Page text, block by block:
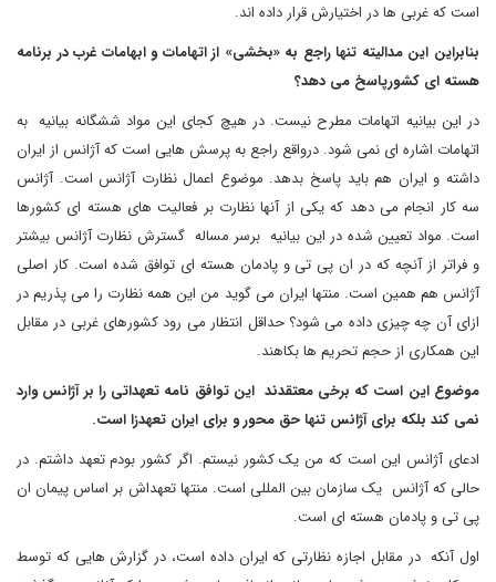
است که غربی ها در اختیارش قرار داده اند.
بنابراین این مدالیته تنها راجع به «بخشی» از اتهامات و ابهامات غرب در برنامه
هسته ای کشورپاسخ می دهد؟
در این بیانیه اتهامات مطرح نیست. در هیچ کجای این مواد ششگانه بیانیه به
اتهامات اشاره ای نمی شود. درواقع راجع به پرسش هایی است که آژانس از ایران
داشته و ایران هم باید پاسخ بدهد. موضوع اعمال نظارت آژانس است. آژانس
سه کار انجام می دهد که یکی از آنها نظارت بر فعالیت های هسته ای کشورها
است. مواد تعیین شده در این بیانیه برسر مساله گسترش نظارت آژانس بیشتر
و فراتر از آنچه که در ان پی تی و پادمان هسته ای توافق شده است. کار اصلی
آژانس هم همین است. منتها ایران می گوید من این همه نظارت را می پذریم در
ازای آن چه چیزی داده می شود؟ حداقل انتظار می رود کشورهای غربی در مقابل
این همکاری از حجم تحریم ها بکاهند.
موضوع این است که برخی معتقدند این توافق نامه تعهداتی را بر آژانس وارد
نمی کند بلکه برای آژانس تنها حق محور و برای ایران تعهدزا است.
ادعای آژانس این است که من یک کشور نیستم. اگر کشور بودم تعهد داشتم. در
حالی که آژانس یک سازمان بین المللی است. منتها تعهداش بر اساس پیمان ان
پی تی و پادمان هسته ای است.
اول آنکه در مقابل اجازه نظارتی که ایران داده است، در گزارش هایی که توسط